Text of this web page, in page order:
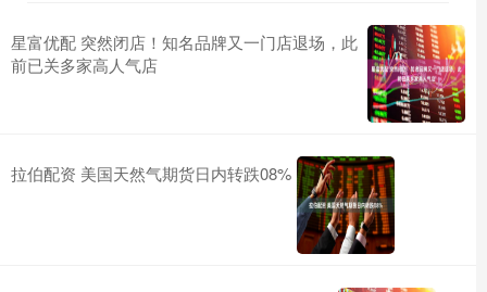
星富优配 突然闭店！知名品牌又一门店退场，此
前已关多家高人气店
拉伯配资 美国天然气期货日内转跌08%